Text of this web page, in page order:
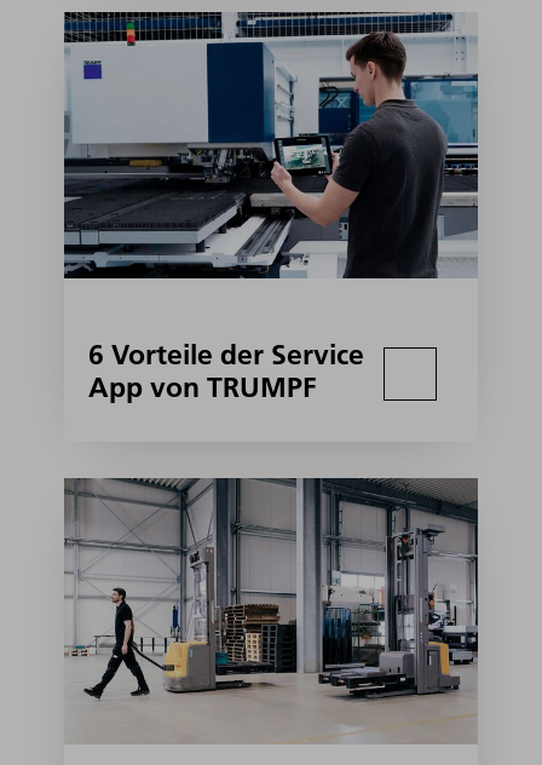
6 Vorteile der Service
App von TRUMPF